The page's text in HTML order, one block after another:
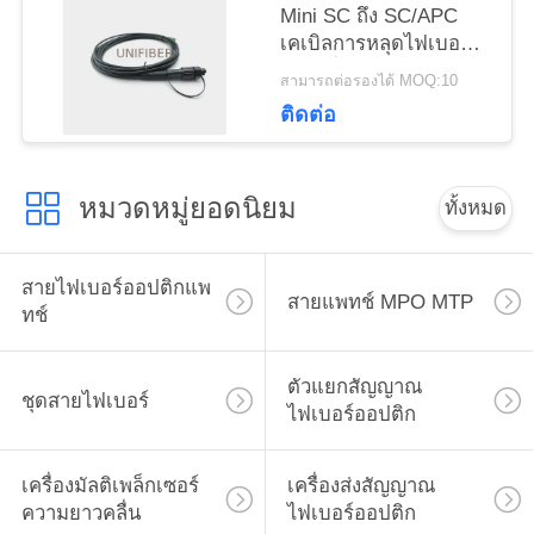
เว็บไซต์
Mini SC ถึง SC/APC
เคเบิลการหลุดไฟเบอร์
แบบเชื่อมต่อก่อน
สามารถต่อรองได้ MOQ:10
ติดต่อ
หมวดหมู่ยอดนิยม ทั้งหมด
สายไฟเบอร์ออปติกแพ
ทช์
สายแพทช์ MPO MTP
ชุดสายไฟเบอร์
ตัวแยกสัญญาณ
ไฟเบอร์ออปติก
เครื่องมัลติเพล็กเซอร์
ความยาวคลื่น
เครื่องส่งสัญญาณ
ไฟเบอร์ออปติก